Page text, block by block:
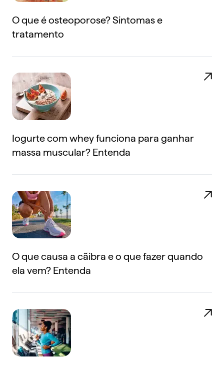
O que é osteoporose? Sintomas e
tratamento
Iogurte com whey funciona para ganhar
massa muscular? Entenda
O que causa a cãibra e o que fazer quando
ela vem? Entenda